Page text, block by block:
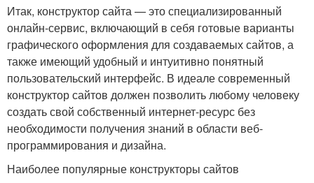
Итак, конструктор сайта — это специализированный
онлайн-сервис, включающий в себя готовые варианты
графического оформления для создаваемых сайтов, а
также имеющий удобный и интуитивно понятный
пользовательский интерфейс. В идеале современный
конструктор сайтов должен позволить любому человеку
создать свой собственный интернет-ресурс без
необходимости получения знаний в области веб-
программирования и дизайна.
Наиболее популярные конструкторы сайтов